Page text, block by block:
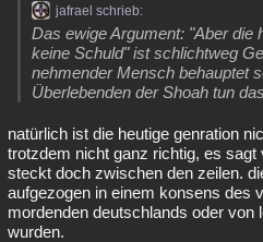
jafrael schrieb:
Das ewige Argument: "Aber die
keine Schuld" ist schlichtweg
nehmender Mensch behauptet
Überlebenden der Shoah tun
natürlich ist die heutige genration
trotzdem nicht ganz richtig, es sagt
steckt doch zwischen den zeilen.
aufgezogen in einem konsens des
mordenden deutschlands oder
wurden.